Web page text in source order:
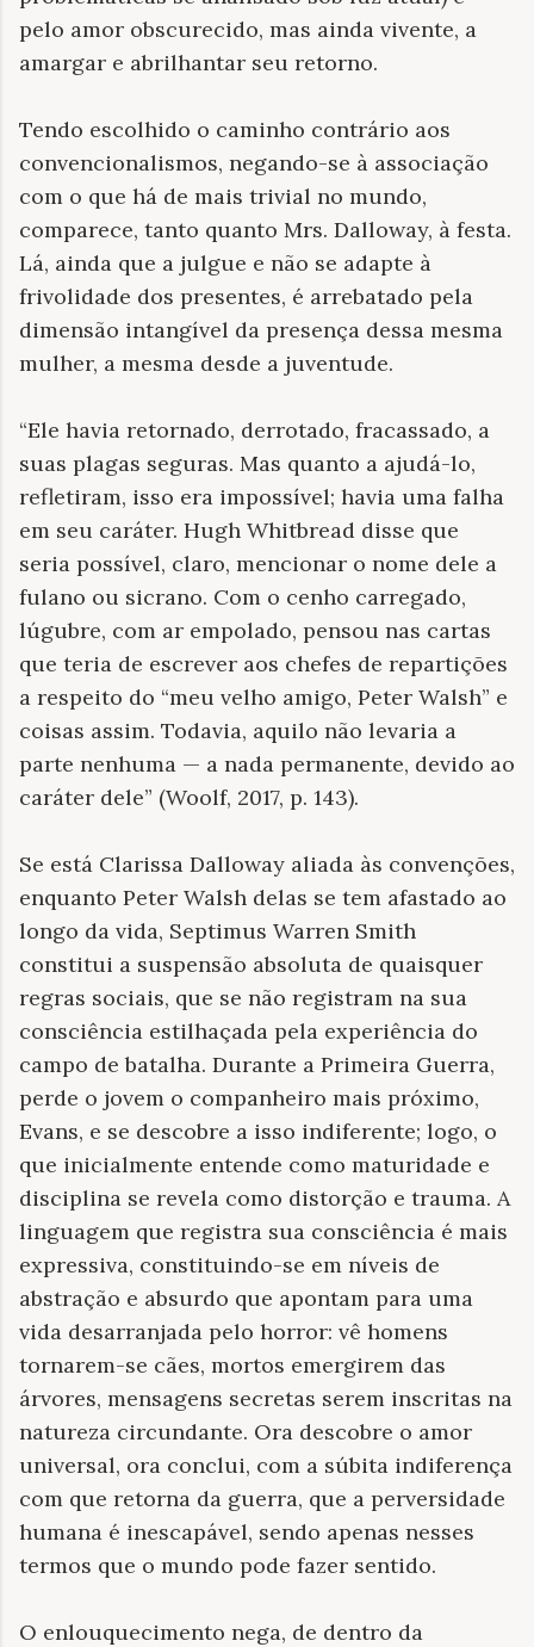
pelo amor obscurecido, mas ainda vivente, a
amargar e abrilhantar seu retorno.
Tendo escolhido o caminho contrário aos
convencionalismos, negando-se à associação
com o que há de mais trivial no mundo,
comparece, tanto quanto Mrs. Dalloway, à festa.
Lá, ainda que a julgue e não se adapte à
frivolidade dos presentes, é arrebatado pela
dimensão intangível da presença dessa mesma
mulher, a mesma desde a juventude.
“Ele havia retornado, derrotado, fracassado, a
suas plagas seguras. Mas quanto a ajudá-lo,
refletiram, isso era impossível; havia uma falha
em seu caráter. Hugh Whitbread disse que
seria possível, claro, mencionar o nome dele a
fulano ou sicrano. Com o cenho carregado,
lúgubre, com ar empolado, pensou nas cartas
que teria de escrever aos chefes de repartições
a respeito do “meu velho amigo, Peter Walsh” e
coisas assim. Todavia, aquilo não levaria a
parte nenhuma — a nada permanente, devido ao
caráter dele” (Woolf, 2017, p. 143).
Se está Clarissa Dalloway aliada às convenções,
enquanto Peter Walsh delas se tem afastado ao
longo da vida, Septimus Warren Smith
constitui a suspensão absoluta de quaisquer
regras sociais, que se não registram na sua
consciência estilhaçada pela experiência do
campo de batalha. Durante a Primeira Guerra,
perde o jovem o companheiro mais próximo,
Evans, e se descobre a isso indiferente; logo, o
que inicialmente entende como maturidade e
disciplina se revela como distorção e trauma. A
linguagem que registra sua consciência é mais
expressiva, constituindo-se em níveis de
abstração e absurdo que apontam para uma
vida desarranjada pelo horror: vê homens
tornarem-se cães, mortos emergirem das
árvores, mensagens secretas serem inscritas na
natureza circundante. Ora descobre o amor
universal, ora conclui, com a súbita indiferença
com que retorna da guerra, que a perversidade
humana é inescapável, sendo apenas nesses
termos que o mundo pode fazer sentido.
O enlouquecimento nega, de dentro da